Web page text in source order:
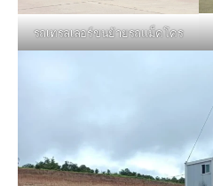
รถเทรลเลอร์ขนย้ายรถแม็คโคร